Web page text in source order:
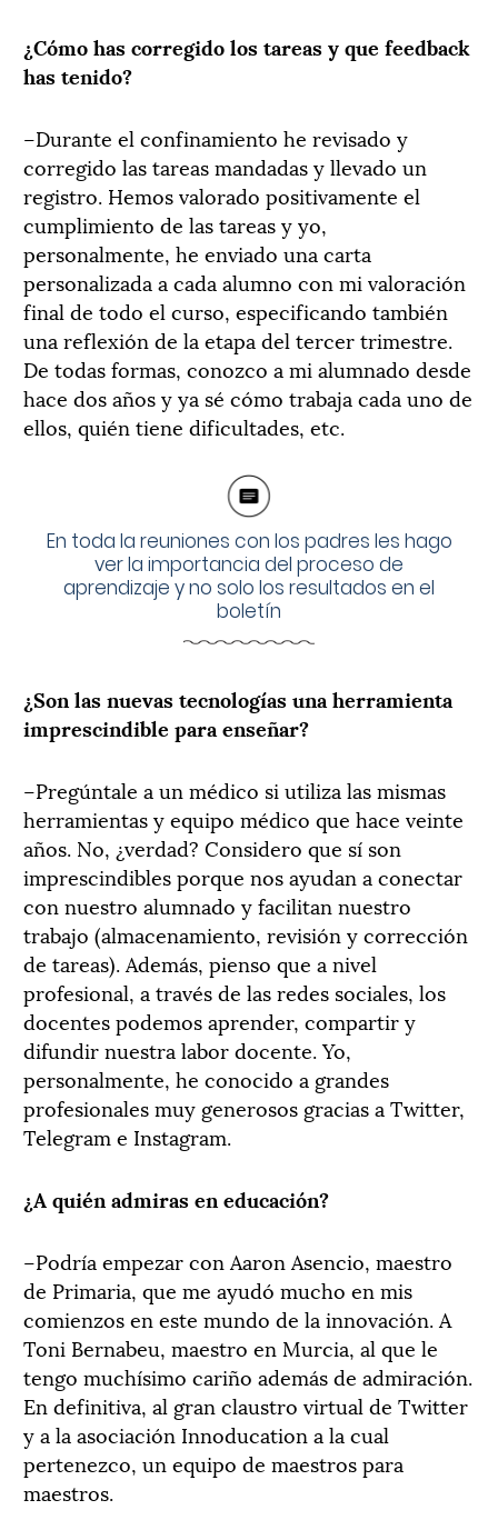
¿Cómo has corregido los tareas y que feedback
has tenido?
–Durante el confinamiento he revisado y
corregido las tareas mandadas y llevado un
registro. Hemos valorado positivamente el
cumplimiento de las tareas y yo,
personalmente, he enviado una carta
personalizada a cada alumno con mi valoración
final de todo el curso, especificando también
una reflexión de la etapa del tercer trimestre.
De todas formas, conozco a mi alumnado desde
hace dos años y ya sé cómo trabaja cada uno de
ellos, quién tiene dificultades, etc.
En toda la reuniones con los padres les hago
ver la importancia del proceso de
aprendizaje y no solo los resultados en el
boletín
¿Son las nuevas tecnologías una herramienta
imprescindible para enseñar?
–Pregúntale a un médico si utiliza las mismas
herramientas y equipo médico que hace veinte
años. No, ¿verdad? Considero que sí son
imprescindibles porque nos ayudan a conectar
con nuestro alumnado y facilitan nuestro
trabajo (almacenamiento, revisión y corrección
de tareas). Además, pienso que a nivel
profesional, a través de las redes sociales, los
docentes podemos aprender, compartir y
difundir nuestra labor docente. Yo,
personalmente, he conocido a grandes
profesionales muy generosos gracias a Twitter,
Telegram e Instagram.
¿A quién admiras en educación?
–Podría empezar con Aaron Asencio, maestro
de Primaria, que me ayudó mucho en mis
comienzos en este mundo de la innovación. A
Toni Bernabeu, maestro en Murcia, al que le
tengo muchísimo cariño además de admiración.
En definitiva, al gran claustro virtual de Twitter
y a la asociación Innoducation a la cual
pertenezco, un equipo de maestros para
maestros.